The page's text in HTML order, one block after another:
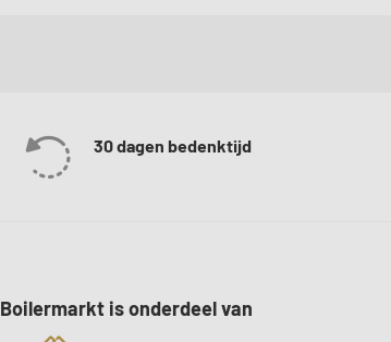
30 dagen bedenktijd
Boilermarkt is onderdeel van